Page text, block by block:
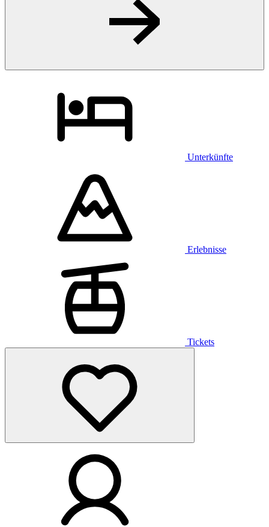
Unterkünfte
Erlebnisse
Tickets